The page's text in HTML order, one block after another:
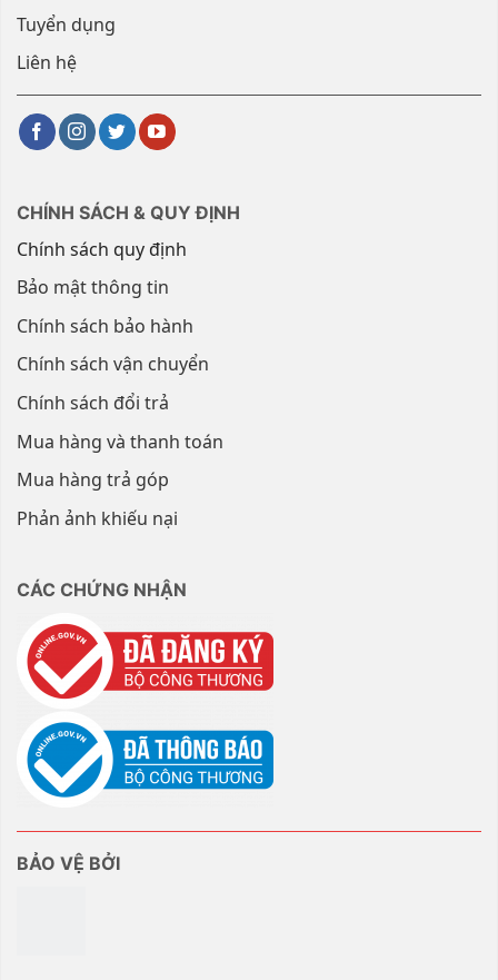
Tuyển dụng
Liên hệ
CHÍNH SÁCH & QUY ĐỊNH
Chính sách quy định
Bảo mật thông tin
Chính sách bảo hành
Chính sách vận chuyển
Chính sách đổi trả
Mua hàng và thanh toán
Mua hàng trả góp
Phản ảnh khiếu nại
CÁC CHỨNG NHẬN
BẢO VỆ BỞI